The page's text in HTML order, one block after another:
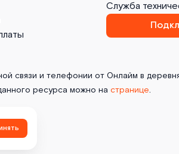
Служба
связи и телефонии от Онлайм в
ресурса можно на странице.